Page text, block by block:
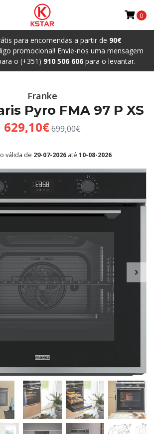
para encomendas a partir de 90€
promocional! Envie-nos uma mensagem
o (+351) 910 506 606para o levantar.
0
Franke
Pyro FMA 97 P XS
629,10€699,00€
válida de 29-07-2026até 10-08-2026